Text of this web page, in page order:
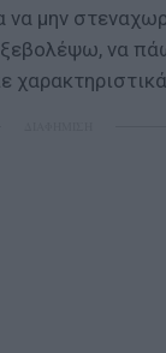
να μην
ξεβολέψω, να